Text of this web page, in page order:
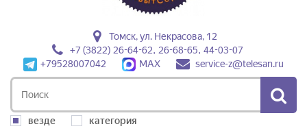
Томск, ул. Некрасова, 12
+7 (3822) 26-64-62, 26-68-65, 44-03-07
+79528007042
MAX service-z@telesan.ru
везде категория